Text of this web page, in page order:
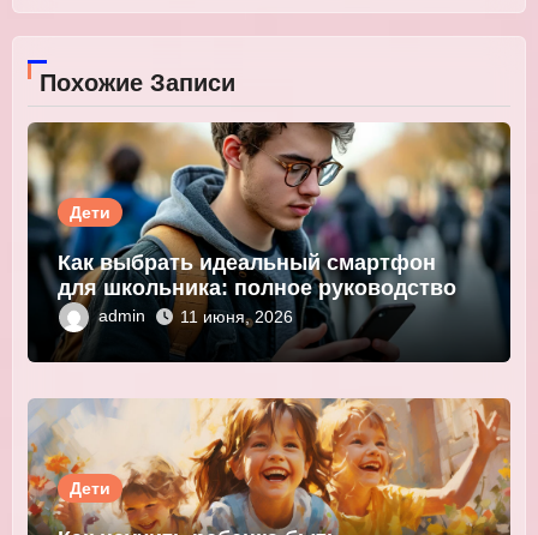
Похожие Записи
Дети
Как выбрать идеальный смартфон
для школьника: полное руководство
admin 11 июня, 2026
Дети